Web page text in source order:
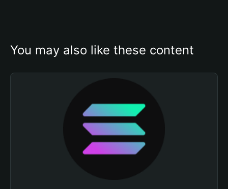
You may also like these content